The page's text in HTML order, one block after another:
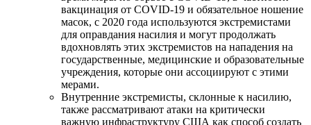
вакцинация от COVID-19 и обязательное ношение
масок, с 2020 года используются экстремистами
для оправдания насилия и могут продолжать
вдохновлять этих экстремистов на нападения на
государственные, медицинские и образовательные
учреждения, которые они ассоциируют с этими
мерами.
Внутренние экстремисты, склонные к насилию,
также рассматривают атаки на критически
важную инфраструктуру США как способ создать